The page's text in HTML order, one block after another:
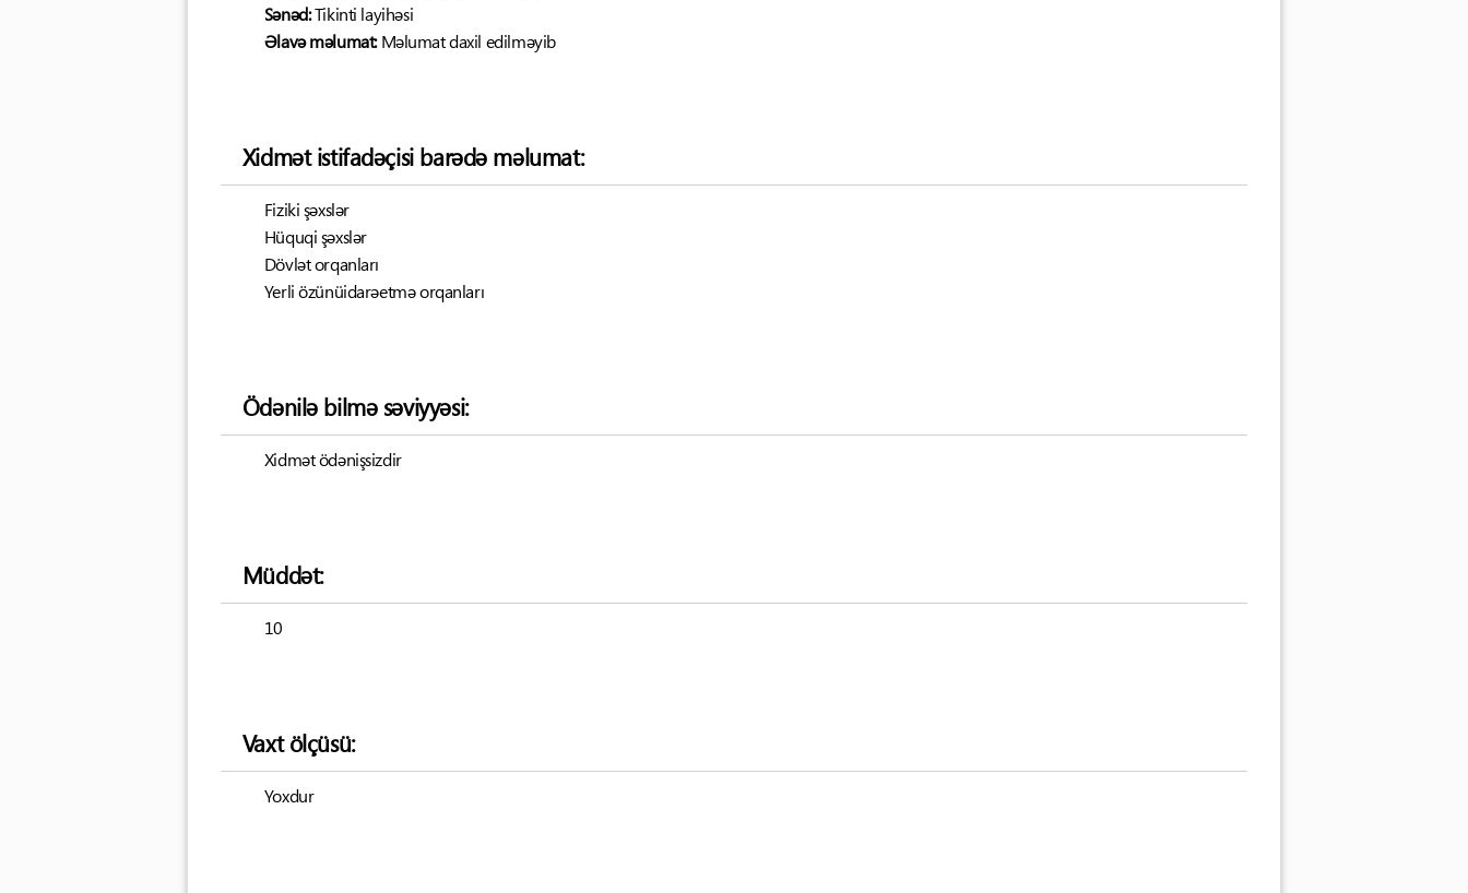
Sənəd:Tikinti layihəsi
Əlavə məlumat:Məlumat daxil edilməyib
Xidmət istifadəçisi barədə məlumat:
Fiziki şəxslər
Hüquqi şəxslər
Dövlət orqanları
Yerli özünüidarəetmə orqanları
Ödənilə bilmə səviyyəsi:
Xidmət ödənişsizdir
Müddət:
10
Vaxt ölçüsü:
Yoxdur